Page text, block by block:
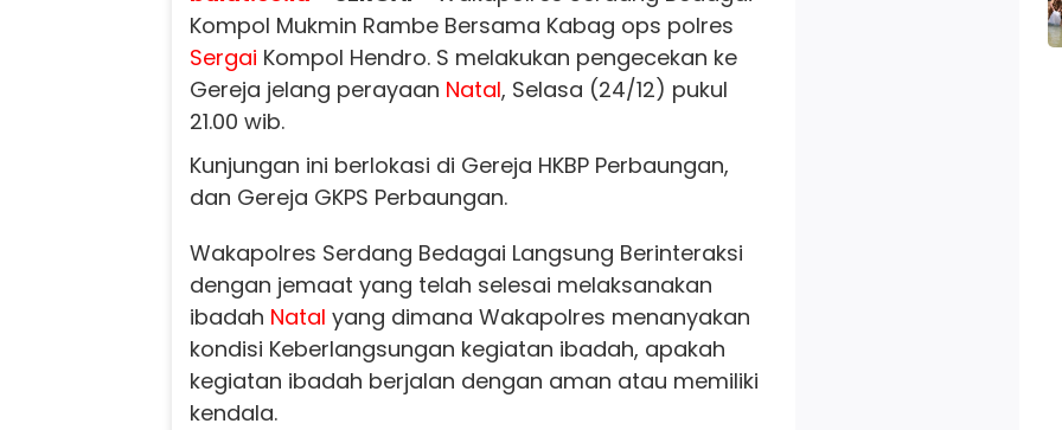
Kompol Mukmin Rambe Bersama Kabag ops polres
Sergai Kompol Hendro. S melakukan pengecekan ke
Gereja jelang perayaan Natal, Selasa (24/12) pukul
21.00 wib.
Kunjungan ini berlokasi di Gereja HKBP Perbaungan,
dan Gereja GKPS Perbaungan.
Wakapolres Serdang Bedagai Langsung Berinteraksi
dengan jemaat yang telah selesai melaksanakan
ibadah Natal yang dimana Wakapolres menanyakan
kondisi Keberlangsungan kegiatan ibadah, apakah
kegiatan ibadah berjalan dengan aman atau memiliki
kendala.